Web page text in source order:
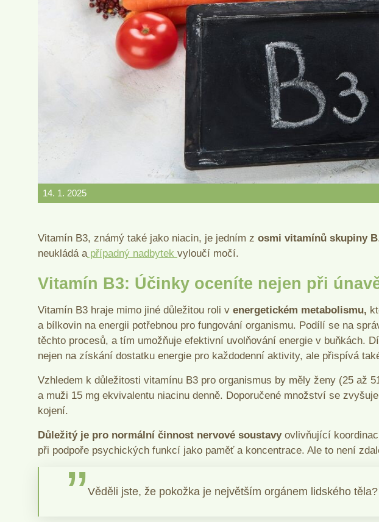
14. 1. 2025
Vitamín B3, známý také jako niacin, je jedním z osmi vitamínů skupiny B
neukládá a případný nadbytek vyloučí močí.
Vitamín B3: Účinky oceníte nejen při
Vitamín B3 hraje mimo jiné důležitou roli v energetickém metabolismu,
a bílkovin na energii potřebnou pro fungování organismu. Podílí se na
těchto procesů, a tím umožňuje efektivní uvolňování energie v buňkách.
nejen na získání dostatku energie pro každodenní aktivity, ale přispívá
Vzhledem k důležitosti vitamínu B3 pro organismus by měly ženy (25 až
a muži 15 mg ekvivalentu niacinu denně. Doporučené množství se
kojení.
Důležitý je pro normální činnost nervové soustavy ovlivňující
při podpoře psychických funkcí jako paměť a koncentrace. Ale to není
Věděli jste, že pokožka je největším orgánem lidského těla?